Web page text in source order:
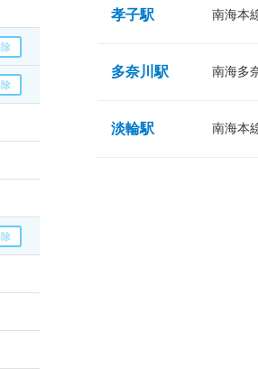
孝子駅 南海本
多奈川駅 南海多
淡輪駅 南海本